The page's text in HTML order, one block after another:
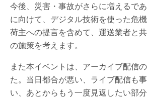
今後、災害・事故がさらに増えるで
に向けて、デジタル技術を使った危機
荷主への提言を含めて、運送業者と
の施策を考えます。
また本イベントは、アーカイブ配信
た。当日都合が悪い、ライブ配信も
い、あとからもう一度見返したい部